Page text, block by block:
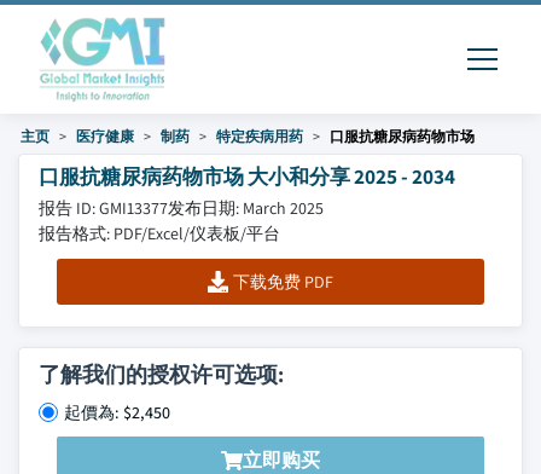
主页 医疗健康 制药 特定疾病用药 口服抗糖尿病药物市场
口服抗糖尿病药物市场 大小和分享 2025 - 2034
报告 ID: GMI13377发布日期: March 2025
报告格式: PDF/Excel/仪表板/平台
下载免费 PDF
了解我们的授权许可选项:
起價為: $2,450
立即购买